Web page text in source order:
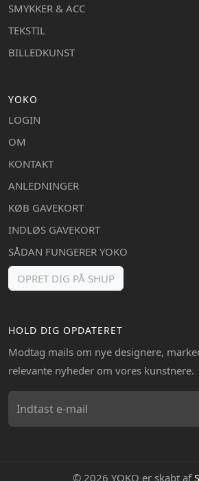
SMYKKER & ACC
TEKSTIL
BILLEDKUNST
YOKO
LOGIN
OM
KONTAKT
ANLEDNINGER
KØB GAVEKORT
INDLØS GAVEKORT
SÅDAN FUNGERER YOKO
OPRET DIG PÅ SHUP
HOLD DIG OPDATERET
Modtag mails om nye designere,
relevante nyheder om vores kunstnere.
© 2026 YOKO er skabt af